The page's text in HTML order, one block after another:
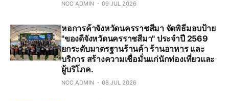
NCC ADMIN 09 JUL 2026
หอการค้าจังหวัดนครราชสีมา จัดพิธีมอบป้าย
"ของดีจังหวัดนครราชสีมา" ประจำปี 2569
ยกระดับมาตรฐานร้านค้า ร้านอาหาร และ
บริการ สร้างความเชื่อมั่นแก่นักท่องเที่ยวและ
ผู้บริโภค.
NCC ADMIN 08 JUL 2026